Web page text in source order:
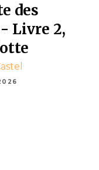
des
Livre 2,